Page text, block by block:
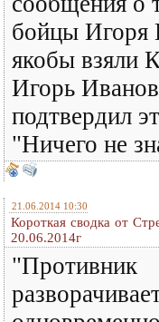
бойцы Игоря
якобы взяли
Игорь
подтвердил
"Ничего не
21.06.2014 10:30
Короткая сводка от
20.06.2014г
"Противник